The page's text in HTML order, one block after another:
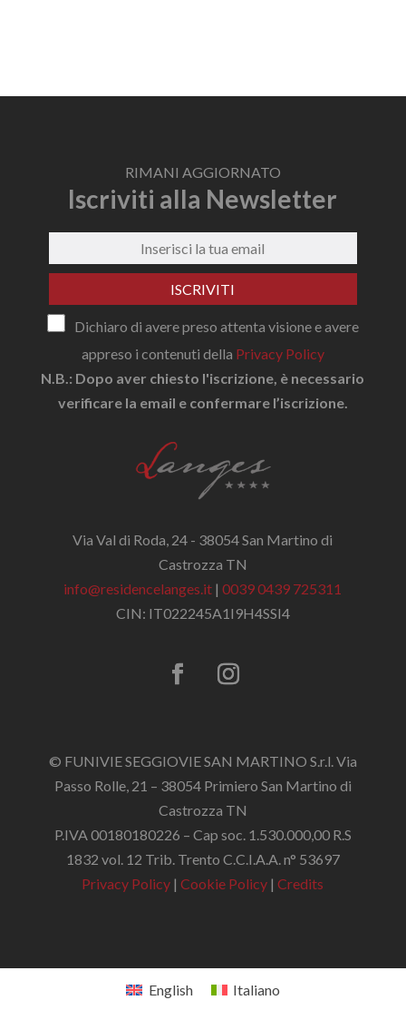
RIMANI AGGIORNATO
Iscriviti alla Newsletter
ISCRIVITI
Dichiaro di avere preso attenta visione e avere
appreso i contenuti della Privacy Policy
N.B.: Dopo aver chiesto l'iscrizione, è necessario
verificare la email e confermare l’iscrizione.
Via Val di Roda, 24 - 38054 San Martino di
Castrozza TN
info@residencelanges.it |0039 0439 725311
CIN: IT022245A1I9H4SSI4
© FUNIVIE SEGGIOVIE SAN MARTINO S.r.l. Via
Passo Rolle, 21 – 38054 Primiero San Martino di
Castrozza TN
P.IVA 00180180226 – Cap soc. 1.530.000,00 R.S
1832 vol. 12 Trib. Trento C.C.I.A.A. n° 53697
Privacy Policy |Cookie Policy |Credits
English Italiano